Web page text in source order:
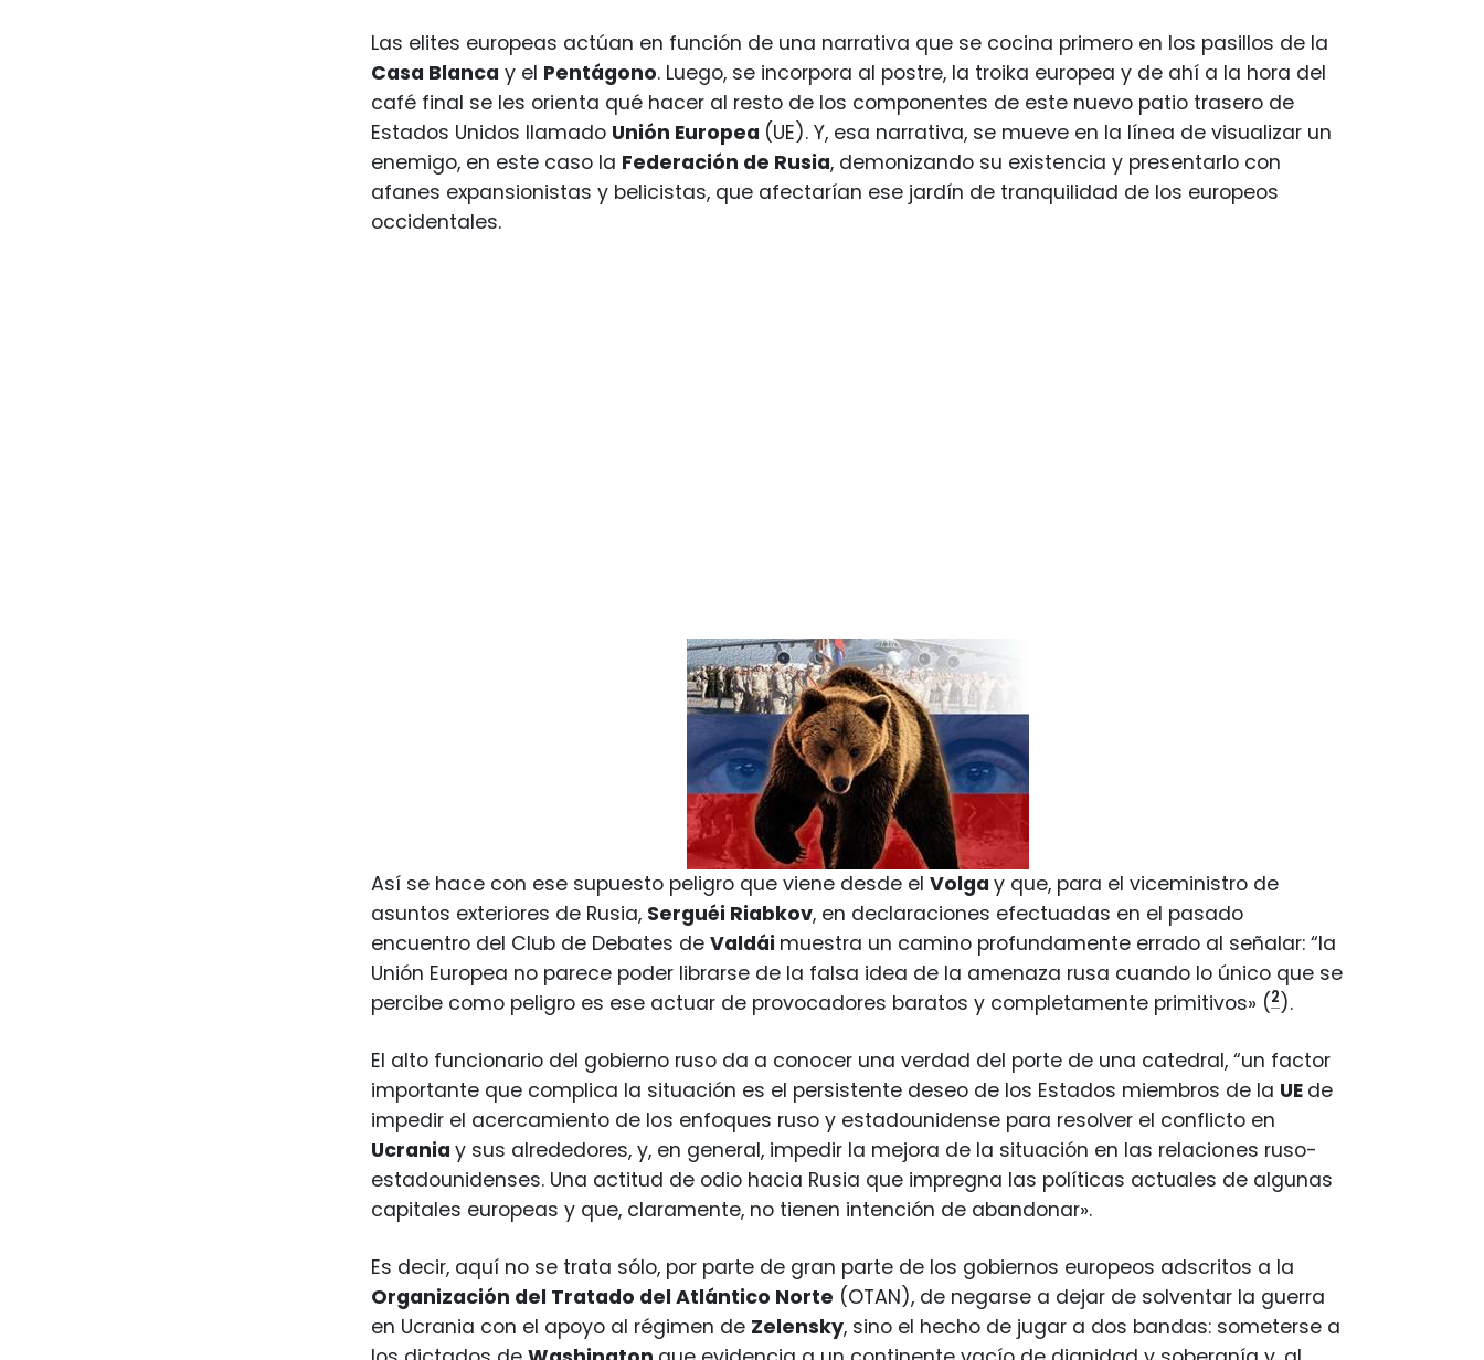
Las elites europeas actúan en función de una narrativa que se cocina primero en los pasillos de la
Casa Blanca y el Pentágono. Luego, se incorpora al postre, la troika europea y de ahí a la hora del
café final se les orienta qué hacer al resto de los componentes de este nuevo patio trasero de
Estados Unidos llamado Unión Europea (UE). Y, esa narrativa, se mueve en la línea de visualizar un
enemigo, en este caso la Federación de Rusia, demonizando su existencia y presentarlo con
afanes expansionistas y belicistas, que afectarían ese jardín de tranquilidad de los europeos
occidentales.
Así se hace con ese supuesto peligro que viene desde el Volga y que, para el viceministro de
asuntos exteriores de Rusia, Serguéi Riabkov, en declaraciones efectuadas en el pasado
encuentro del Club de Debates de Valdái muestra un camino profundamente errado al señalar: “la
Unión Europea no parece poder librarse de la falsa idea de la amenaza rusa cuando lo único que se
percibe como peligro es ese actuar de provocadores baratos y completamente primitivos» (2).
El alto funcionario del gobierno ruso da a conocer una verdad del porte de una catedral, “un factor
importante que complica la situación es el persistente deseo de los Estados miembros de la UE de
impedir el acercamiento de los enfoques ruso y estadounidense para resolver el conflicto en
Ucrania y sus alrededores, y, en general, impedir la mejora de la situación en las relaciones ruso-
estadounidenses. Una actitud de odio hacia Rusia que impregna las políticas actuales de algunas
capitales europeas y que, claramente, no tienen intención de abandonar».
Es decir, aquí no se trata sólo, por parte de gran parte de los gobiernos europeos adscritos a la
Organización del Tratado del Atlántico Norte (OTAN), de negarse a dejar de solventar la guerra
en Ucrania con el apoyo al régimen de Zelensky, sino el hecho de jugar a dos bandas: someterse a